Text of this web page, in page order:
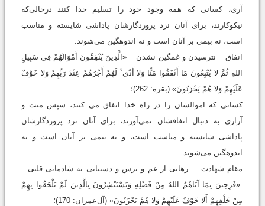
آری، کسانی که همة وجود خود را تسلیم خدا کنند درحالی‌که
نیکوکارند، برای آنان نزد پروردگارشان پاداشی شایسته و مناسب
است، نه بیمی بر آنان است و نه اندوهگین می‌شوند.
انفاق نترسیدن و غمگین نشدن «الَّذِينَ يُنْفِقُونَ أَمْوَالَهُمْ فِي سَبِيلِ
اللهِ ثُمَّ لا يُتْبِعُونَ مَا أَنْفَقُوا مَنًّا وَلا أَذًى ۙ لَهُمْ أَجْرُهُمْ عِنْدَ رَبِّهِمْ وَلا خَوْفٌ
عَلَيْهِمْ وَلا هُمْ يَحْزَنُونَ» (بقره: 262)؛
کسانی که اموالشان را در راه خدا انفاق می کنند، سپس منت و
آزاری به دنبال انفاقشان نمی‌آورند، برای آنان نزد پروردگارشان
پاداشی شایسته و مناسب است، و نه بیمی بر آنان است و نه
اندوهگین می‌شوند.
مقام شهادت رهایی از غم و ترس و دستیابی به شادمانی قلبی
«فَرِحِينَ بِمَا آتَاهُمُ اللهُ مِنْ فَضْلِهِ وَيَسْتَبْشِرُونَ بِالَّذِينَ لَمْ يَلْحَقُوا بِهِمْ
مِنْ خَلْفِهِمْ أَلا خَوْفٌ عَلَيْهِمْ وَلا هُمْ يَحْزَنُونَ» (آل‌عمران: 170)؛